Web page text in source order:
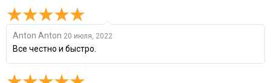
Anton Anton 20 июля, 2022
Все честно и быстро.